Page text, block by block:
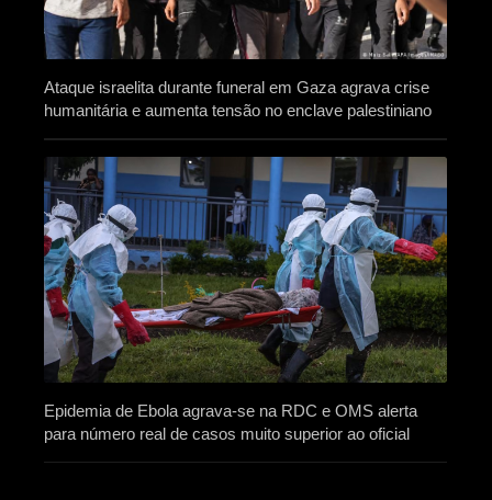
Ataque israelita durante funeral em Gaza agrava crise
humanitária e aumenta tensão no enclave palestiniano
Epidemia de Ebola agrava-se na RDC e OMS alerta
para número real de casos muito superior ao oficial